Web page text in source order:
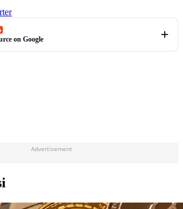
on Google
Advertisement